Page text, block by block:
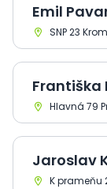
Emil
SNP 23
Františka
Hlavná 79
Jaroslav
K prameňu